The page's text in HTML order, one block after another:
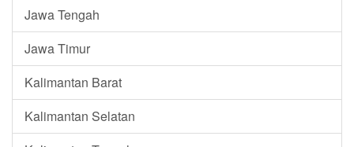
Jawa Tengah
Jawa Timur
Kalimantan Barat
Kalimantan Selatan